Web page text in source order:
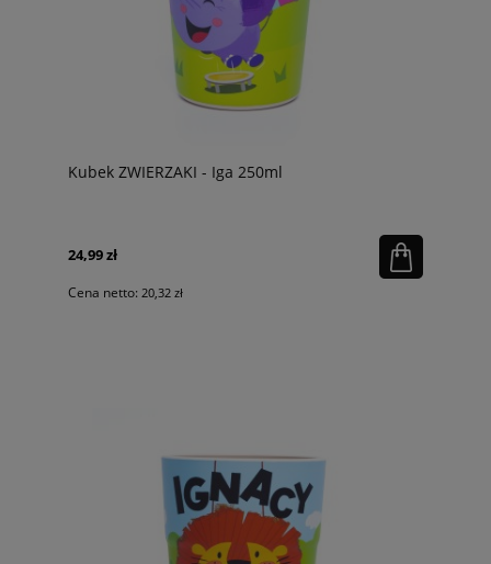
Kubek ZWIERZAKI - Iga 250ml
24,99 zł
Cena netto: 20,32 zł